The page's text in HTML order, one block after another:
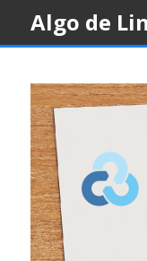
content
Algo de